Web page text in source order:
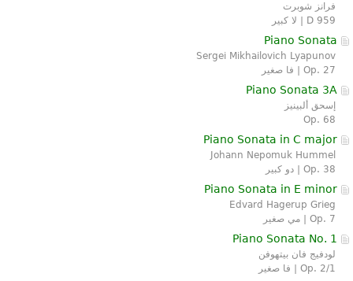
فرانز شوبرت
D 959 | لا كبير
Piano Sonata
Sergei Mikhailovich Lyapunov
Op. 27 | فا صغير
Piano Sonata 3A
إسحق ألبينيز
Op. 68
Piano Sonata in C major
Johann Nepomuk Hummel
Op. 38 | دو كبير
Piano Sonata in E minor
Edvard Hagerup Grieg
Op. 7 | مي صغير
Piano Sonata No. 1
لودفيج فان بيتهوفن
Op. 2/1 | فا صغير